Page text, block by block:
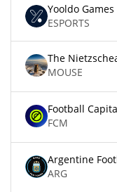
Yooldo Games
ESPORTS
MOUSE
FCM
ARG